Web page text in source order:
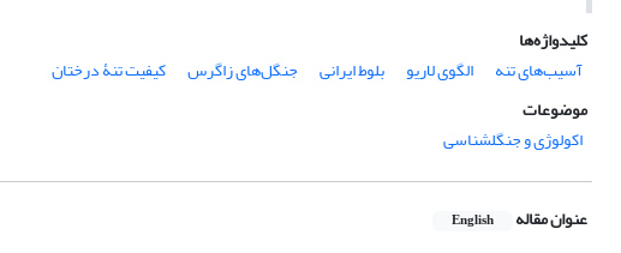
کلیدواژه‌ها
آسیب‌های تنه
الگوی لاریو بلوط ایرانی جنگل‌های زاگرس
کیفیت تنۀ درختان
موضوعات
اکولوژی و جنگلشناسی
عنوان مقاله English